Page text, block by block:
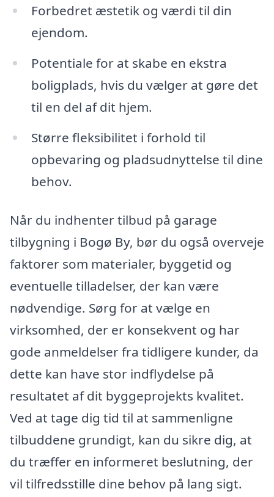
Forbedret æstetik og værdi til din
ejendom.
Potentiale for at skabe en ekstra
boligplads, hvis du vælger at gøre det
til en del af dit hjem.
Større fleksibilitet i forhold til
opbevaring og pladsudnyttelse til dine
behov.
Når du indhenter tilbud på garage
tilbygning i Bogø By, bør du også overveje
faktorer som materialer, byggetid og
eventuelle tilladelser, der kan være
nødvendige. Sørg for at vælge en
virksomhed, der er konsekvent og har
gode anmeldelser fra tidligere kunder, da
dette kan have stor indflydelse på
resultatet af dit byggeprojekts kvalitet.
Ved at tage dig tid til at sammenligne
tilbuddene grundigt, kan du sikre dig, at
du træffer en informeret beslutning, der
vil tilfredsstille dine behov på lang sigt.